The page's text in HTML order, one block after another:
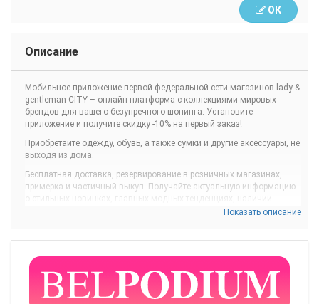
ОК
Описание
Мобильное приложение первой федеральной сети магазинов lady &
gentleman CITY – онлайн-платформа с коллекциями мировых
брендов для вашего безупречного шопинга. Установите
приложение и получите скидку -10% на первый заказ!
Приобретайте одежду, обувь, а также сумки и другие аксессуары, не
выходя из дома.
Бесплатная доставка, резервирование в розничных магазинах,
примерка и частичный выкуп. Получайте актуальную информацию
товара в магазинах и совершайте покупки первыми. Каждый день
С мобильным приложением lady & gentleman CITY вы сможете:
Резервировать товар для самовывоза в ближайший к вам
магазин
Показать описание